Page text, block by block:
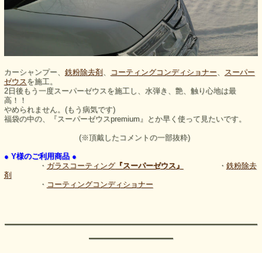
カーシャンプー、 鉄粉除去剤、 コーティングコンディショナー、
スーパー
ゼウス を施工。
2日後もう一度スーパーゼウスを施工し、水弾き、艶、触り心地は最
高！！
やめられません。(もう病気です)
福袋の中の、『スーパーゼウスpremium』とか早く使って見たいです。
(※頂戴したコメントの一部抜粋)
● Y様のご利用商品 ●
・ ガラスコーティング『スーパーゼウス』 ・ 鉄粉除去
剤
・ コーティングコンディショナー
――――――――――――――――――
――――――